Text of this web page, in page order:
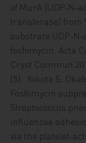
of MurA
transferase) from
substrate
fosfomycin. Acta
Cryst Commun
[5] Yokota S,
Fosfomycin
Streptococcus
influenzae
via the